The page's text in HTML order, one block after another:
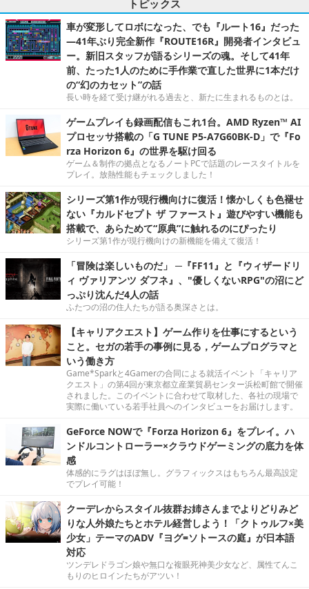
トピックス
車が変形してロボになった、でも『ルート16』だった
―41年ぶり完全新作『ROUTE16R』開発者インタビュ
ー。新旧スタッフが語るシリーズの魂。そして41年
前、たった1人のために手作業で直した世界に1本だけ
の“幻のカセット”の話
長い時を経て受け継がれる過去と、新たに生まれるものとは。
ゲームプレイも録画配信もこれ1台。AMD Ryzen™ AI
プロセッサ搭載の「G TUNE P5-A7G60BK-D」で『Fo
rza Horizon 6』の世界を駆け回る
ゲーム＆制作の拠点となるノートPCで話題のレースタイトルを
プレイ。放熱性能もチェックしました！
シリーズ第1作が現行機向けに復活！懐かしくも色褪せ
ない『カルドセプト ザ ファースト』遊びやすい機能も
搭載で、あらためて“原典”に触れるのにぴったり
シリーズ第1作が現行機向けの新機能を備えて復活！
「冒険は楽しいものだ」 ─『FF11』と『ウィザードリ
ィ ヴァリアンツ ダフネ』、"優しくないRPG"の沼にど
っぷり沈んだ4人の話
ふたつの沼の住人たちが語る奥深さとは。
【キャリアクエスト】ゲーム作りを仕事にするという
こと。セガの若手の事例に見る，ゲームプログラマと
いう働き方
Game*Sparkと4Gamerの合同による就活イベント「キャリア
クエスト」の第4回が東京都立産業貿易センター浜松町館で開催
されました。このイベントに合わせて取材した、各社の現場で
実際に働いている若手社員へのインタビューをお届けします。
GeForce NOWで『Forza Horizon 6』をプレイ。ハ
ンドルコントローラー×クラウドゲーミングの底力を体
感
体感的にラグはほぼ無し。グラフィックスはもちろん最高設定
でプレイ可能！
クーデレからスタイル抜群お姉さんまでよりどりみど
りな人外娘たちとホテル経営しよう！「クトゥルフ×美
少女」テーマのADV『ヨグ=ソトースの庭』が日本語
対応
ツンデレドラゴン娘や無口な複眼死神美少女など、属性てんこ
もりのヒロインたちがアツい！